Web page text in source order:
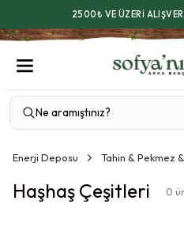
2500₺ VE ÜZERİ
Enerji Deposu Tahin & Pekmez
Haşhaş Çeşitleri 0